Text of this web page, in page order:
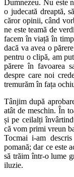
Dumnezeu. Nu este
o judecată dreaptă,
căror opinii, când
ne este teamă de
facem în viață în
dacă va avea o
pentru o clipă, am
părere în favoarea
despre care noi
tremurăm în fața
Tânjim după
atât de meschin. În
și pe ceilalți
că vom primi vreun
Tocmai i-am
pomană; dar ce este
să trăim într-o lume
iluzie.